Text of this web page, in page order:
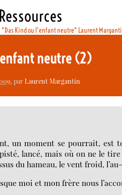
"Das Kind ou l’enfant neutre" Laurent
neutre (2)
, parLaurent Margantin
un moment se pourrait, est
lancé, mais où on ne le
du hameau, le vent froid,
moi et mon frère nous